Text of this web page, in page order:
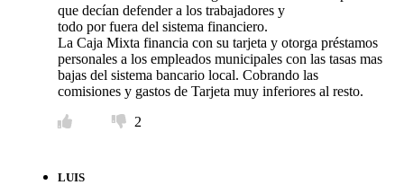
que decían defender a los trabajadores y
todo por fuera del sistema financiero.
La Caja Mixta financia con su tarjeta y otorga préstamos
personales a los empleados municipales con las tasas mas
bajas del sistema bancario local. Cobrando las
comisiones y gastos de Tarjeta muy inferiores al resto.
2
LUIS